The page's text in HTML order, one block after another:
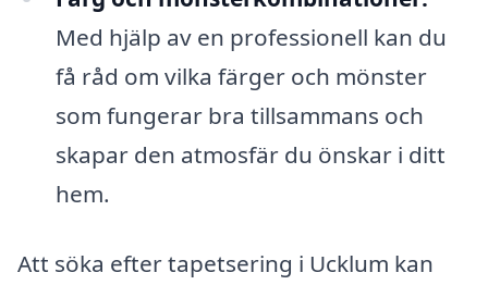
Med hjälp av en professionell kan du
få råd om vilka färger och mönster
som fungerar bra tillsammans och
skapar den atmosfär du önskar i ditt
hem.
Att söka efter tapetsering i Ucklum kan